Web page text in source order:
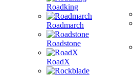
Roadking
Roadmarch
Roadstone
RoadX